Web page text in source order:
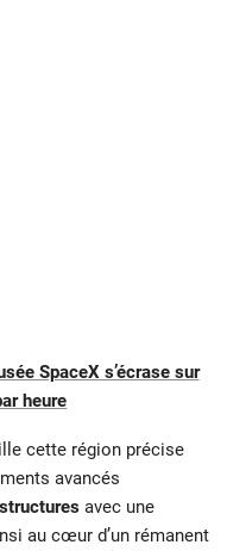
SpaceX s’écrase sur
heure
cette région précise
avancés
avec une
au cœur d’un rémanent